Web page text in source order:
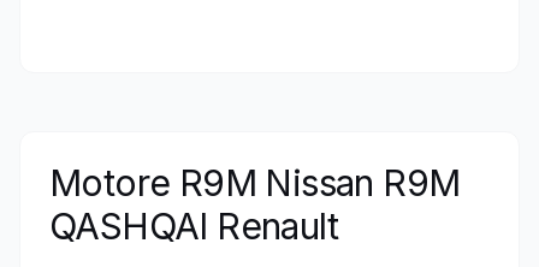
Motore R9M Nissan R9M
QASHQAI Renault